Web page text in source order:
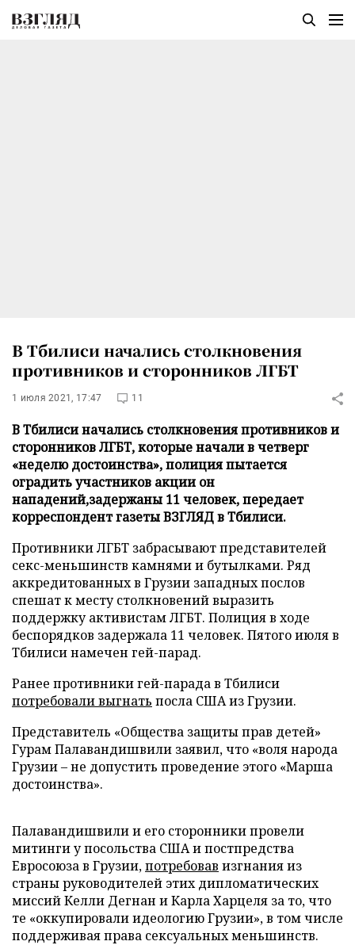
В Тбилиси начались столкновения
противников и сторонников ЛГБТ
1 июля 2021, 17:47 11
В Тбилиси начались столкновения противников и
сторонников ЛГБТ, которые начали в четверг
«неделю достоинства», полиция пытается
оградить участников акции он
нападений,задержаны 11 человек, передает
корреспондент газеты ВЗГЛЯД в Тбилиси.
Противники ЛГБТ забрасывают представителей
секс-меньшинств камнями и бутылками. Ряд
аккредитованных в Грузии западных послов
спешат к месту столкновений выразить
поддержку активистам ЛГБТ. Полиция в ходе
беспорядков задержала 11 человек. Пятого июля в
Тбилиси намечен гей-парад.
Ранее противники гей-парада в Тбилиси
потребовали выгнать посла США из Грузии.
Представитель «Общества защиты прав детей»
Гурам Палавандишвили заявил, что «воля народа
Грузии – не допустить проведение этого «Марша
достоинства».
Палавандишвили и его сторонники провели
митинги у посольства США и постпредства
Евросоюза в Грузии,потребовав изгнания из
страны руководителей этих дипломатических
миссий Келли Дегнан и Карла Харцеля за то, что
те «оккупировали идеологию Грузии», в том числе
поддерживая права сексуальных меньшинств.